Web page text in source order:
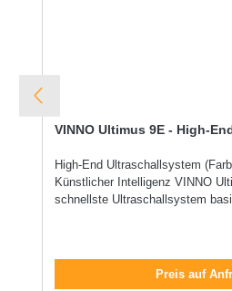
VINNO Ultimus 9E - High-
High-End Ultraschallsystem
Künstlicher Intelligenz VINNO Ultimus 9E ist das
schnellste Ultraschallsystem
Messprogrammen überzeugt das
überwältigende
Preis auf